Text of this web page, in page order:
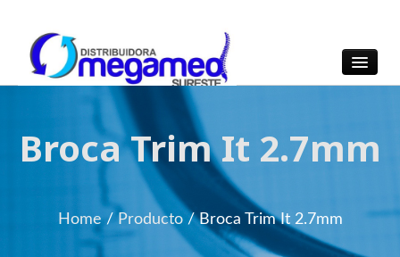
OmegaMed Sureste
OmegaMed Sureste
Broca Trim It 2.7mm
Home/Producto/Broca Trim It 2.7mm